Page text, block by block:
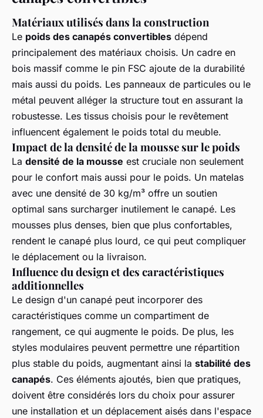
Matériaux utilisés dans la construction
Le poids des canapés convertibles dépend
principalement des matériaux choisis. Un cadre en
bois massif comme le pin FSC ajoute de la durabilité
mais aussi du poids. Les panneaux de particules ou le
métal peuvent alléger la structure tout en assurant la
robustesse. Les tissus choisis pour le revêtement
influencent également le poids total du meuble.
Impact de la densité de la mousse sur le poids
La densité de la mousse est cruciale non seulement
pour le confort mais aussi pour le poids. Un matelas
avec une densité de 30 kg/m³ offre un soutien
optimal sans surcharger inutilement le canapé. Les
mousses plus denses, bien que plus confortables,
rendent le canapé plus lourd, ce qui peut compliquer
le déplacement ou la livraison.
Influence du design et des caractéristiques
additionnelles
Le design d'un canapé peut incorporer des
caractéristiques comme un compartiment de
rangement, ce qui augmente le poids. De plus, les
styles modulaires peuvent permettre une répartition
plus stable du poids, augmentant ainsi la stabilité des
canapés. Ces éléments ajoutés, bien que pratiques,
doivent être considérés lors du choix pour assurer
une installation et un déplacement aisés dans l'espace